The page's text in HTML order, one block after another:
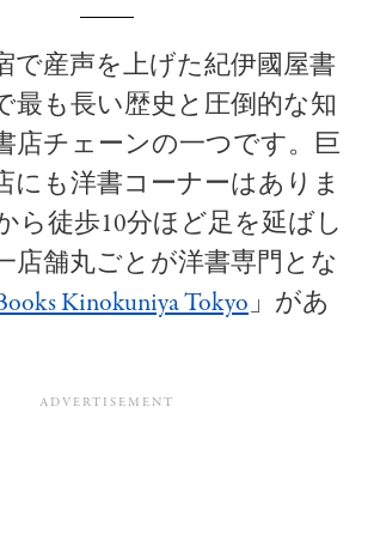
で産声を上げた紀伊國屋書
最も長い歴史と圧倒的な知
店チェーンの一つです。巨
にも洋書コーナーはありま
ら徒歩10分ほど足を延ばし
店舗丸ごとが洋書専門とな
Kinokuniya Tokyo」があ